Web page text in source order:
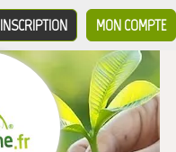
MON COMPTE
INSCRIPTION